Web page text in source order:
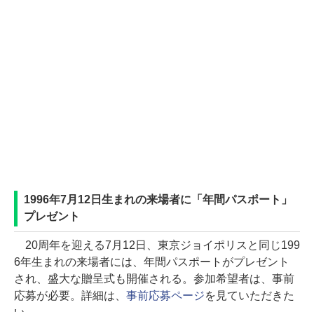
1996年7月12日生まれの来場者に「年間パスポート」
プレゼント
20周年を迎える7月12日、東京ジョイポリスと同じ199
6年生まれの来場者には、年間パスポートがプレゼント
され、盛大な贈呈式も開催される。参加希望者は、事前
応募が必要。詳細は、 事前応募ページを見ていただきた